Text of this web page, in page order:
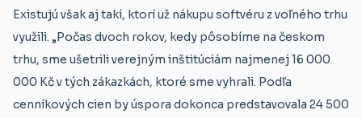
Existujú však aj takí, ktorí už nákupu softvéru z voľného trhu
využili. „Počas dvoch rokov, kedy pôsobíme na českom
trhu, sme ušetrili verejným inštitúciám najmenej 16 000
000 Kč v tých zákazkách, ktoré sme vyhrali. Podľa
cenníkových cien by úspora dokonca predstavovala 24 500